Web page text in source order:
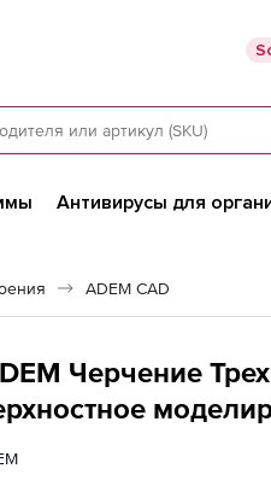
Антивирусы для
ADEM CAD
Черчение
локальная